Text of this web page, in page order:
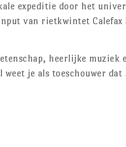
expeditie door het
van rietkwintet
heerlijke muziek
weet je als toeschouwer dat